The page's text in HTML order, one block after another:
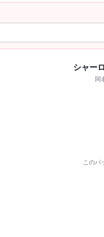
シャー
同
このパ